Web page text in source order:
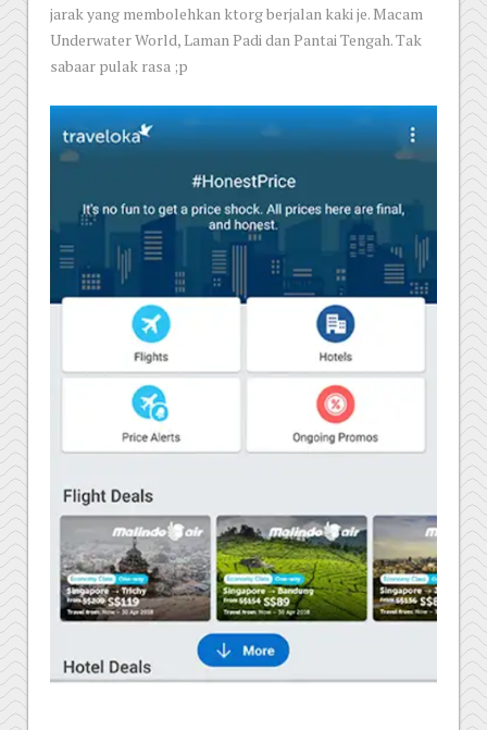
jarak yang membolehkan ktorg berjalan kaki je. Macam
Underwater World, Laman Padi dan Pantai Tengah. Tak
sabaar pulak rasa ;p